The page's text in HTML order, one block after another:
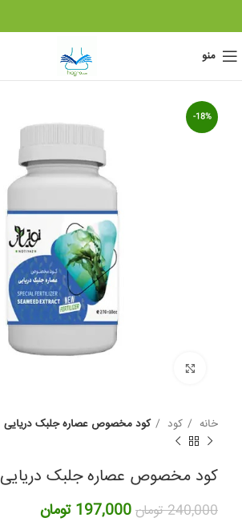
منو
-18%
خانه کود کود مخصوص عصاره جلبک دریایی
کود مخصوص عصاره جلبک دریایی
240,000 تومان قیمت
197,000 تومان